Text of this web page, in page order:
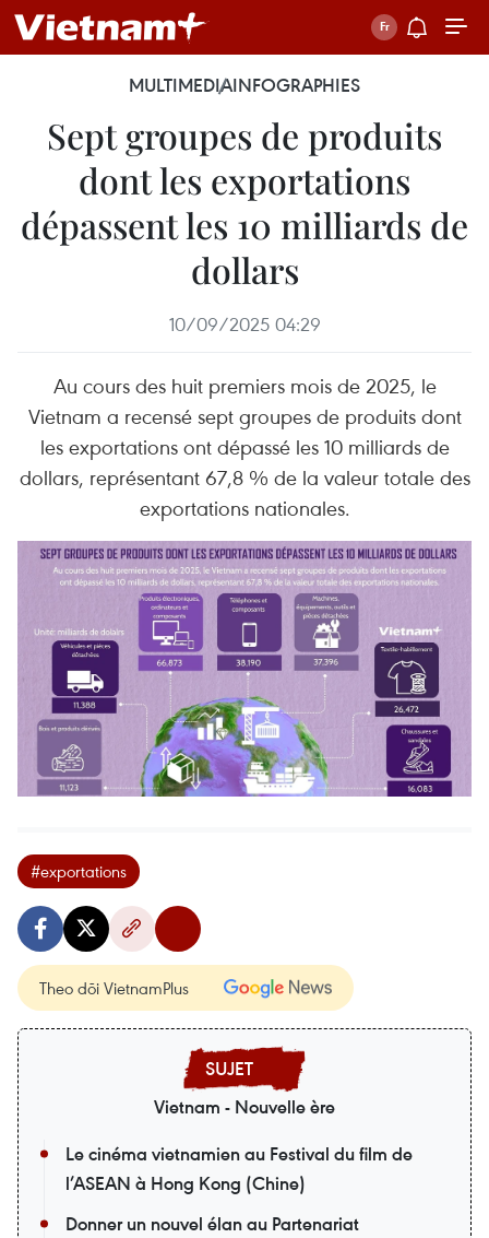
MULTIMEDIAINFOGRAPHIES
Sept groupes de produits
dont les exportations
dépassent les 10 milliards de
dollars
10/09/2025 04:29
Au cours des huit premiers mois de 2025, le
Vietnam a recensé sept groupes de produits dont
les exportations ont dépassé les 10 milliards de
dollars, représentant 67,8 % de la valeur totale des
exportations nationales.
#exportations
Theo dõi VietnamPlus
Vietnam - Nouvelle ère
Le cinéma vietnamien au Festival du film de
l’ASEAN à Hong Kong (Chine)
Donner un nouvel élan au Partenariat